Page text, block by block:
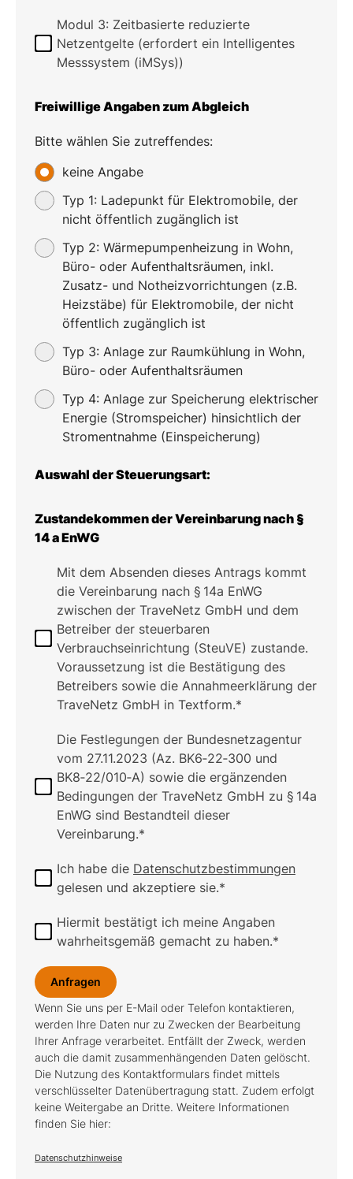
Modul 3: Zeitbasierte reduzierte
Netzentgelte (erfordert ein Intelligentes
Messsystem (iMSys))
Freiwillige Angaben zum Abgleich
Bitte wählen Sie zutreffendes:
keine Angabe
Typ 1: Ladepunkt für Elektromobile, der
nicht öffentlich zugänglich ist
Typ 2: Wärmepumpenheizung in Wohn,
Büro- oder Aufenthaltsräumen, inkl.
Zusatz- und Notheizvorrichtungen (z.B.
Heizstäbe) für Elektromobile, der nicht
öffentlich zugänglich ist
Typ 3: Anlage zur Raumkühlung in Wohn,
Büro- oder Aufenthaltsräumen
Typ 4: Anlage zur Speicherung elektrischer
Energie (Stromspeicher) hinsichtlich der
Stromentnahme (Einspeicherung)
Auswahl der Steuerungsart:
Zustandekommen der Vereinbarung nach §
14 a EnWG
Mit dem Absenden dieses Antrags kommt
die Vereinbarung nach § 14a EnWG
zwischen der TraveNetz GmbH und dem
Betreiber der steuerbaren
Verbrauchseinrichtung (SteuVE) zustande.
Voraussetzung ist die Bestätigung des
Betreibers sowie die Annahmeerklärung der
TraveNetz GmbH in Textform.*
Die Festlegungen der Bundesnetzagentur
vom 27.11.2023 (Az. BK6‑22‑300 und
BK8‑22/010‑A) sowie die ergänzenden
Bedingungen der TraveNetz GmbH zu § 14a
EnWG sind Bestandteil dieser
Vereinbarung.*
Ich habe die Datenschutzbestimmungen
gelesen und akzeptiere sie.*
Hiermit bestätigt ich meine Angaben
wahrheitsgemäß gemacht zu haben.*
Anfragen
Wenn Sie uns per E-Mail oder Telefon kontaktieren,
werden Ihre Daten nur zu Zwecken der Bearbeitung
Ihrer Anfrage verarbeitet. Entfällt der Zweck, werden
auch die damit zusammenhängenden Daten gelöscht.
Die Nutzung des Kontaktformulars findet mittels
verschlüsselter Datenübertragung statt. Zudem erfolgt
keine Weitergabe an Dritte. Weitere Informationen
finden Sie hier:
Datenschutzhinweise